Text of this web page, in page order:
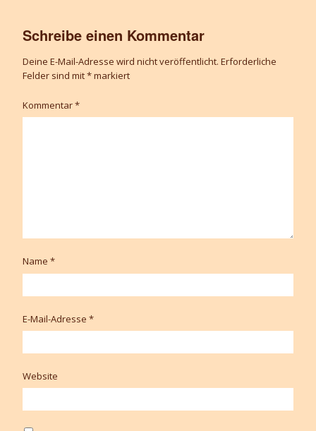
Schreibe einen Kommentar
Deine E-Mail-Adresse wird nicht veröffentlicht. Erforderliche
Felder sind mit*markiert
Kommentar*
Name *
E-Mail-Adresse *
Website